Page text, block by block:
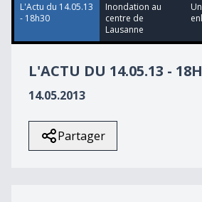
L'Actu du 14.05.13
- 18h30
Inondation au
centre de
Lausanne
L'ACTU DU 14.05.13 -
14.05.2013
Partager